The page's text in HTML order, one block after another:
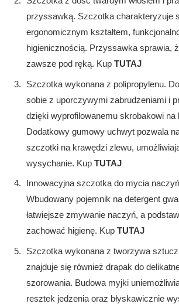
przyssawką. Szczotka charakteryzuje
ergonomicznym kształtem,
higienicznością. Przyssawka sprawia,
zawsze pod ręką. Kup TUTAJ
Szczotka wykonana z polipropylenu.
sobie z uporczywymi zabrudzeniami i
dzięki wyprofilowanemu skrobakowi
Dodatkowy gumowy uchwyt pozwala
szczotki na krawędzi zlewu,
wysychanie. Kup TUTAJ
Innowacyjna szczotka do mycia
Wbudowany pojemnik na detergent
łatwiejsze zmywanie naczyń, a
zachować higienę. Kup TUTAJ
Szczotka wykonana z tworzywa
znajduje się również drapak do
szorowania. Budowa myjki
resztek jedzenia oraz błyskawicznie